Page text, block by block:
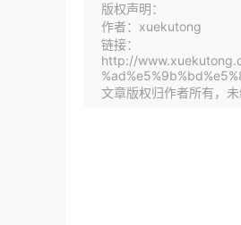
版权声明：
作者：xuekutong
链接：
http://
文章版权归作者所有，未